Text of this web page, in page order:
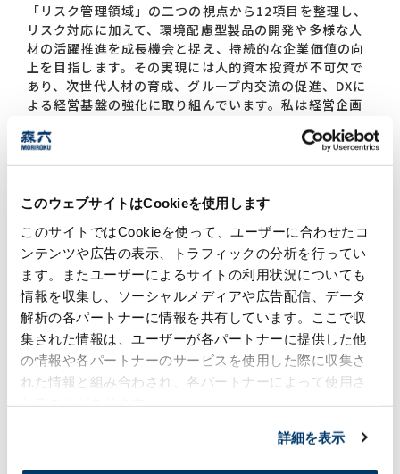
このウェブサイトはCookieを使用します
このサイトではCookieを使って、ユーザーに合わせたコ
ンテンツや広告の表示、トラフィックの分析を行ってい
ます。またユーザーによるサイトの利用状況についても
情報を収集し、ソーシャルメディアや広告配信、データ
解析の各パートナーに情報を共有しています。ここで収
集された情報は、ユーザーが各パートナーに提供した他
の情報や各パートナーのサービスを使用した際に収集さ
れた情報と組み合わされ、各パートナーによって使用さ
詳細を表示
「リスク管理領域」の二つの視点から12項目を整理し、
リスク対応に加えて、環境配慮型製品の開発や多様な人
材の活躍推進を成長機会と捉え、持続的な企業価値の向
上を目指します。その実現には人的資本投資が不可欠で
あり、次世代人材の育成、グループ内交流の促進、DXに
よる経営基盤の強化に取り組んでいます。私は経営企画
現場をつなぐ橋渡し役を果たし、「稼ぐ力」と「社会価
さらに、第14次中計で掲げた「アジリティ経営」のも
と、変化の激しい事業環境において、社内外の要請を的
確に捉え、迅速な意思決定と柔軟な軌道修正を可能にす
る体制を構築します。経営陣や事業部門との密な対話を
重ね、グループ全体の経営力の高度化を主導してまいり
ます。当社は、社会課題の解決と持続的成長の両立を重
要な経営課題と位置づけています。顧客、取引先、地域
社会、株主・投資家、従業員など多様なステークホルダ
ーとの連携を深め、「新たな価値」の創出を加速させる
ことで、持続的に成長し続ける森六を実現してまいりま
す。